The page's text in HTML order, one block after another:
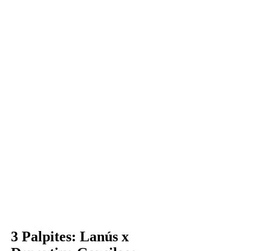
3 Palpites: Lanús x